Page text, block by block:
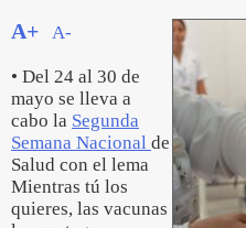
A+ A-
• Del 24 al 30 de
mayo se lleva a
cabo la Segunda
Semana Nacional de
Salud con el lema
Mientras tú los
quieres, las vacunas